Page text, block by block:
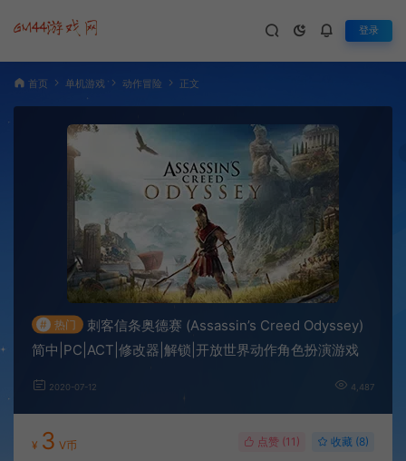
登录
首页 单机游戏 动作冒险 正文
# 热门
刺客信条奥德赛 (Assassin’s Creed Odyssey)
简中|PC|ACT|修改器|解锁|开放世界动作角色扮演游戏
2020-07-12 4,487
¥ 3 V币 点赞 (11 ) 收藏 (8)